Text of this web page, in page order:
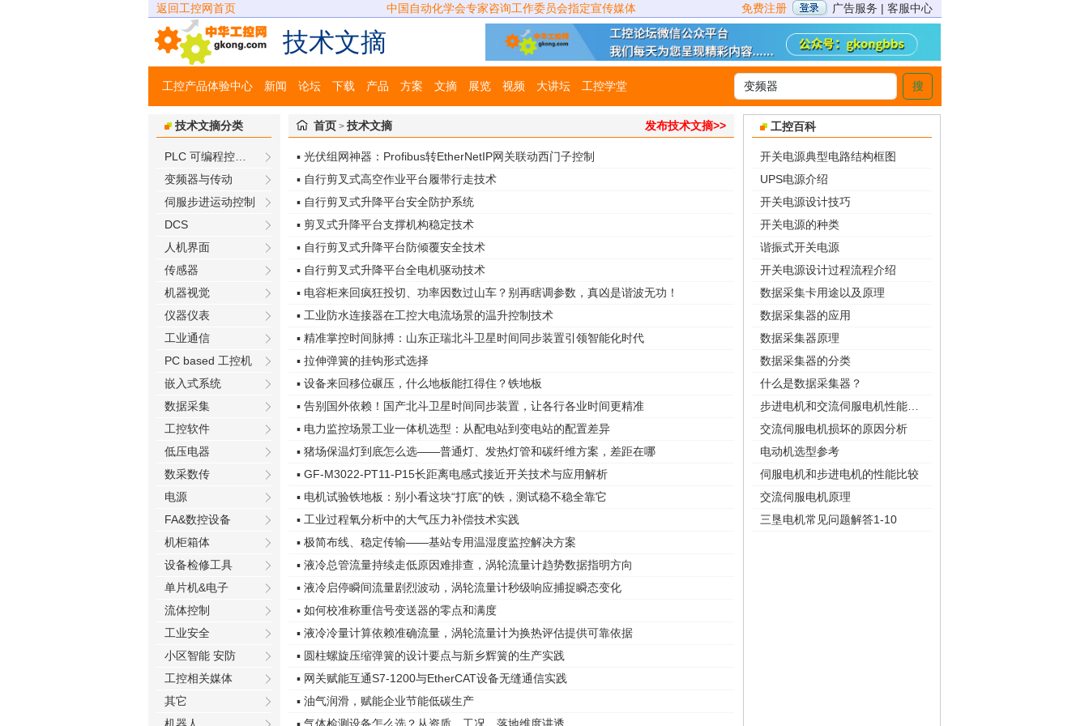
返回工控网首页 中国自动化学会专家咨询工作委员会指定宣传媒体 免费注册 广告服务 | 客服中心
技术文摘
工控产品体验中心 新闻 论坛 下载 产品 方案 文摘 展览 视频 大讲坛 工控学堂 搜
技术文摘分类
变频器与传动
伺服步进运动控制
DCS
人机界面
传感器
机器视觉
仪器仪表
工业通信
PC based 工控机
嵌入式系统
数据采集
工控软件
低压电器
数采数传
电源
FA&数控设备
机柜箱体
设备检修工具
单片机&电子
流体控制
工业安全
小区智能 安防
工控相关媒体
其它
首页 >技术文摘 发布技术文摘>>
▪ 光伏组网神器：Profibus转EtherNetIP网关联动西门子控制
▪ 自行剪叉式高空作业平台履带行走技术
▪ 自行剪叉式升降平台安全防护系统
▪ 剪叉式升降平台支撑机构稳定技术
▪ 自行剪叉式升降平台防倾覆安全技术
▪ 自行剪叉式升降平台全电机驱动技术
▪ 电容柜来回疯狂投切、功率因数过山车？别再瞎调参数，真凶是谐波无功！
▪ 工业防水连接器在工控大电流场景的温升控制技术
▪ 精准掌控时间脉搏：山东正瑞北斗卫星时间同步装置引领智能化时代
▪ 拉伸弹簧的挂钩形式选择
▪ 设备来回移位碾压，什么地板能扛得住？铁地板
▪ 告别国外依赖！国产北斗卫星时间同步装置，让各行各业时间更精准
▪ 电力监控场景工业一体机选型：从配电站到变电站的配置差异
▪ 猪场保温灯到底怎么选——普通灯、发热灯管和碳纤维方案，差距在哪
▪ GF-M3022-PT11-P15长距离电感式接近开关技术与应用解析
▪ 电机试验铁地板：别小看这块“打底”的铁，测试稳不稳全靠它
▪ 工业过程氧分析中的大气压力补偿技术实践
▪ 极简布线、稳定传输——基站专用温湿度监控解决方案
▪ 液冷总管流量持续走低原因难排查，涡轮流量计趋势数据指明方向
▪ 液冷启停瞬间流量剧烈波动，涡轮流量计秒级响应捕捉瞬态变化
▪ 如何校准称重信号变送器的零点和满度
▪ 液冷冷量计算依赖准确流量，涡轮流量计为换热评估提供可靠依据
▪ 圆柱螺旋压缩弹簧的设计要点与新乡辉簧的生产实践
▪ 网关赋能互通S7-1200与EtherCAT设备无缝通信实践
▪ 油气润滑，赋能企业节能低碳生产
工控百科
开关电源典型电路结构框图
UPS电源介绍
开关电源设计技巧
开关电源的种类
谐振式开关电源
开关电源设计过程流程介绍
数据采集卡用途以及原理
数据采集器的应用
数据采集器原理
数据采集器的分类
什么是数据采集器？
交流伺服电机损坏的原因分析
电动机选型参考
伺服电机和步进电机的性能比较
交流伺服电机原理
三垦电机常见问题解答1-10